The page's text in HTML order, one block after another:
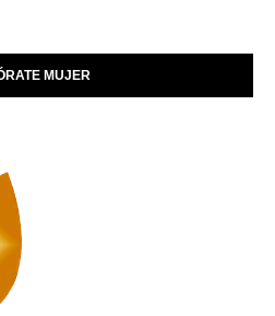
MUJER